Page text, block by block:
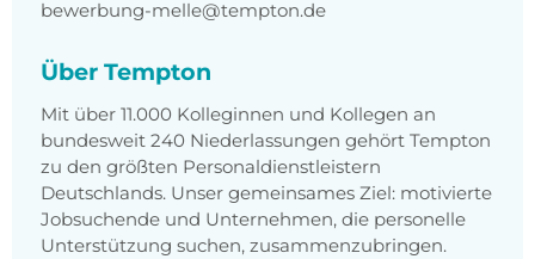
bewerbung-melle@tempton.de
Über Tempton
Mit über 11.000 Kolleginnen und Kollegen an
bundesweit 240 Niederlassungen gehört Tempton
zu den größten Personaldienstleistern
Deutschlands. Unser gemeinsames Ziel: motivierte
Jobsuchende und Unternehmen, die personelle
Unterstützung suchen, zusammenzubringen.